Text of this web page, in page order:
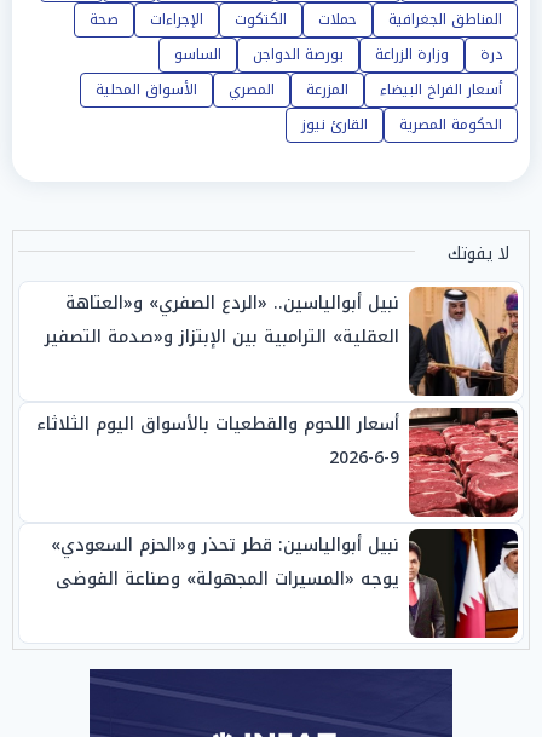
المناطق الجغرافية
حملات الكتكوت الإجراءات
صحة
درة
وزارة الزراعة بورصة الدواجن
الساسو
أسعار الفراخ البيضاء
المزرعة المصري
الأسواق المحلية
الحكومة المصرية
القارئ نيوز
لا يفوتك
نبيل أبوالياسين.. «الردع الصفري» و«العتاهة
العقلية» الترامبية بين الإبتزاز و«صدمة التصفير
أسعار اللحوم والقطعيات بالأسواق اليوم الثلاثاء
9-6-2026
نبيل أبوالياسين: قطر تحذر و«الحزم السعودي»
يوجه «المسيرات المجهولة» وصناعة الفوضى